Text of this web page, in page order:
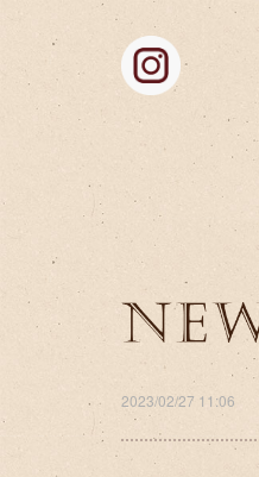
2023/02/27 11:06